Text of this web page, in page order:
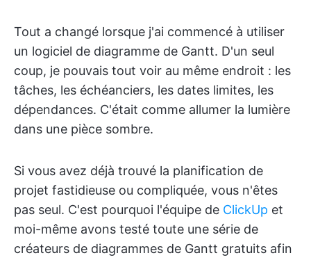
Tout a changé lorsque j'ai commencé à utiliser
un logiciel de diagramme de Gantt. D'un seul
coup, je pouvais tout voir au même endroit : les
tâches, les échéanciers, les dates limites, les
dépendances. C'était comme allumer la lumière
dans une pièce sombre.
Si vous avez déjà trouvé la planification de
projet fastidieuse ou compliquée, vous n'êtes
pas seul. C'est pourquoi l'équipe de ClickUp et
moi-même avons testé toute une série de
créateurs de diagrammes de Gantt gratuits afin